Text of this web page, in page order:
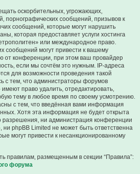
оскорбительных, угрожающих,
порнографических сообщений, призывов к
сообщений, которые могут нарушить
которая предоставляет услуги хостинга
или международное право.
сообщений могут привести к вашему
от конференции, при этом ваш провайдер
если мы сочтём это нужным. IP-адреса
для возможности проведения такой
с тем, что администраторы форумов
право удалить, отредактировать,
тему в любое время по своему усмотрению.
с тем, что введённая вами информация
Хотя эта информация не будет открыта
разрешения, ни администрация конференции
ни phpBB Limited не может быть ответственна
могут привести к несанкционированному
правилам, размещенным в секции “Правила”:
форума